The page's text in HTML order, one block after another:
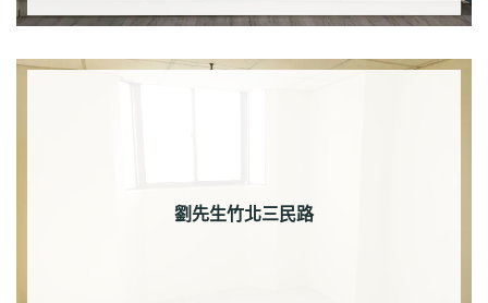
劉先生竹北三民路